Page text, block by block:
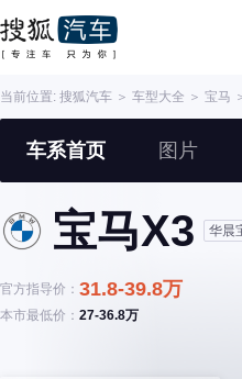
当前位置: 搜狐汽车 ＞ 车型大全 ＞ 宝马
车系首页 图片
宝马X3 华晨
官方指导价： 31.8-39.8万
本市最低价： 27-36.8万